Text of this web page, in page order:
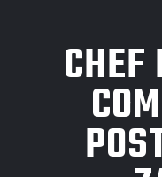
CHEF